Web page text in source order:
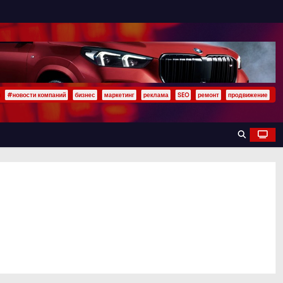
#новости компаний бизнес маркетинг реклама SEO ремонт продвижение